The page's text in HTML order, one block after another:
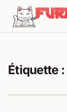
Aller au contenu
Étiquette :